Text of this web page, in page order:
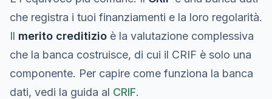
che registra i tuoi finanziamenti e la loro regolarità.
Il merito creditizio è la valutazione complessiva
che la banca costruisce, di cui il CRIF è solo una
componente. Per capire come funziona la banca
dati, vedi la guida al CRIF.